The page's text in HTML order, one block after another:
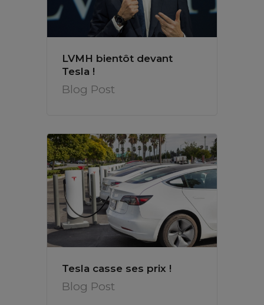
LVMH bientôt devant
Tesla !
Blog Post
Tesla casse ses prix !
Blog Post